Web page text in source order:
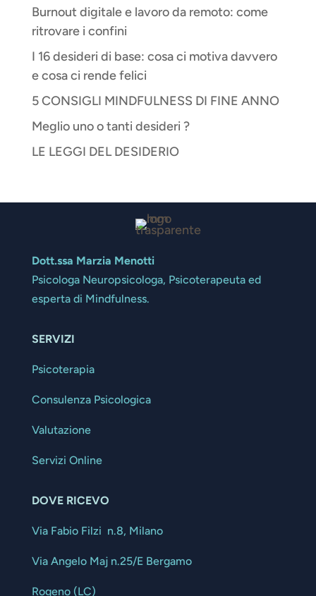
Burnout digitale e lavoro da remoto: come
ritrovare i confini
I 16 desideri di base: cosa ci motiva davvero
e cosa ci rende felici
5 CONSIGLI MINDFULNESS DI FINE ANNO
Meglio uno o tanti desideri ?
LE LEGGI DEL DESIDERIO
Dott.ssa Marzia Menotti
Psicologa Neuropsicologa, Psicoterapeuta ed
esperta di Mindfulness.
SERVIZI
Psicoterapia
Consulenza Psicologica
Valutazione
Servizi Online
DOVE RICEVO
Via Fabio Filzi n.8, Milano
Via Angelo Maj n.25/E Bergamo
Rogeno (LC)